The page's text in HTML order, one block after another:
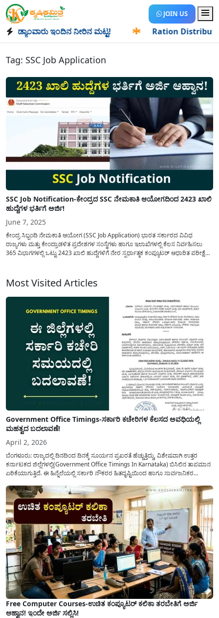
JOIN US
ಇಂದಿನ ನೀರಿನ ಮಟ್ಟ! Ration Distribution-
Tag: SSC Job Application
SSC Job Notification-ಕೇಂದ್ರದ SSC ನೇಮಕಾತಿ ಆಯೋಗದಿಂದ 2423 ಖಾಲಿ
ಹುದ್ದೆಗಳ ಭರ್ತಿಗೆ ಅರ್ಜಿ!
June 7, 2025
ಕೇಂದ್ರ ಸಿಬ್ಬಂದಿ ನೇಮಕಾತಿ ಆಯೋಗ (SSC Job Application) ಭಾರತ ಸರ್ಕಾರದ ವಿವಿಧ
ರಾಜ್ಯಗಳು ಮತ್ತು ಕೇಂದ್ರಾಡಳಿತ ಪ್ರದೇಶಗಳ ಸಂಸ್ಥೆಗಳು ಹಾಗೂ ಇಲಾಖೆಗಳಲ್ಲಿ ಕೆಲಸ ನಿರ್ವಹಿಸಲು
365 ವಿಭಾಗಗಳಲ್ಲಿ ಒಟ್ಟು 2423 ಖಾಲಿ ಹುದ್ದೆಗಳಿಗೆ ನೇರ ಸ್ಪರ್ಧಾತ್ಮಕ ಕಂಪ್ಯೂಟರ್ ಆಧಾರಿತ ಪರೀಕ್ಷೆ
Most Visited Articles
Government Office Timings-ಸರ್ಕಾರಿ ಕಚೇರಿಗಳ ಕೆಲಸದ ಅವಧಿಯಲ್ಲಿ
ಮಹತ್ವದ ಬದಲಾವಣೆ!
April 2, 2026
ಬೆಂಗಳೂರು: ರಾಜ್ಯದಲ್ಲಿ ದಿನದಿಂದ ದಿನಕ್ಕೆ ಸೂರ್ಯನ ಪ್ರಖರತೆ ಹೆಚ್ಚುತ್ತಿದ್ದು, ವಿಶೇಷವಾಗಿ ಉತ್ತರ
ಕರ್ನಾಟಕದ ಜಿಲ್ಲೆಗಳಲ್ಲಿ(Government Office Timings In Karnataka) ಬಿಸಿಲಿನ ತಾಪಮಾನ
ಏರಿಕೆಯಾಗುತ್ತಿದೆ. ಈ ಹಿನ್ನೆಲೆಯಲ್ಲಿ ಸರ್ಕಾರಿ ನೌಕರರ ಹಿತದೃಷ್ಟಿಯಿಂದ ಹಾಗೂ ಸಾರ್ವಜನಿಕರ
ಮತ್ತು ಕಲ್ಯಾಣ ಕರ್ನಾಟಕದ ಒಟ್ಟು 9 ಜಿಲ್ಲೆಗಳಲ್ಲಿ ಏಪ್ರಿಲ್...
Free Computer Courses-ಉಚಿತ ಕಂಪ್ಯೂಟರ್ ಕಲಿಕಾ ತರಬೇತಿಗೆ ಅರ್ಜಿ
ಆಹ್ವಾನ! ಇಂದೇ ಅರ್ಜಿ ಸಲ್ಲಿಸಿ!